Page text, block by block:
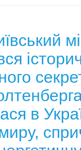
в
миру,